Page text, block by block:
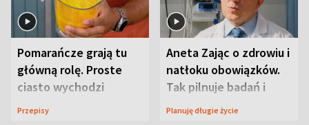
Pomarańcze grają tu
główną rolę. Proste
ciasto wychodzi
wyjątkowo wilgotne
Przepisy
Aneta Zając o zdrowiu i
natłoku obowiązków.
Tak pilnuje badań i
wizyt
Planuję długie życie